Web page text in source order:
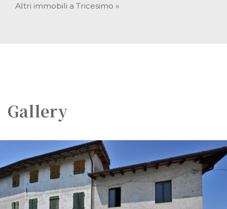
Altri immobili a Tricesimo »
Gallery